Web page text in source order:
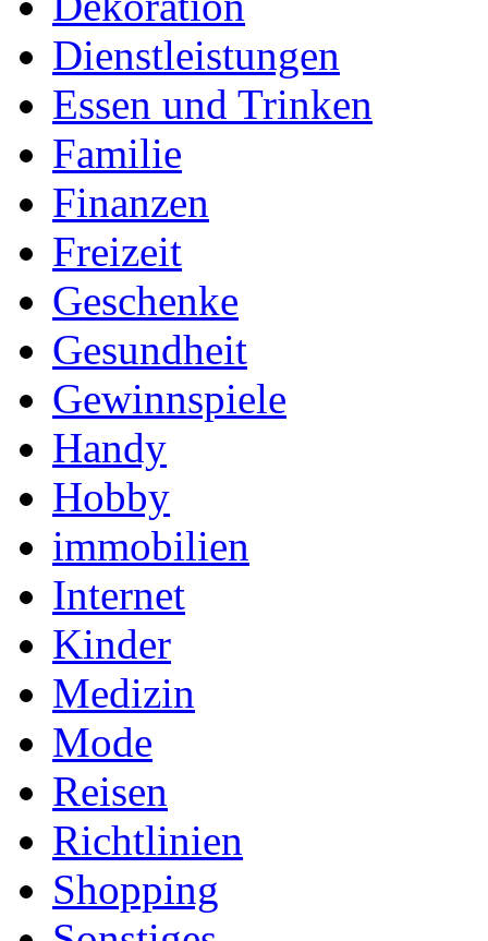
Dienstleistungen
Essen und Trinken
Familie
Finanzen
Freizeit
Geschenke
Gesundheit
Gewinnspiele
Handy
Hobby
immobilien
Internet
Kinder
Medizin
Mode
Reisen
Richtlinien
Shopping